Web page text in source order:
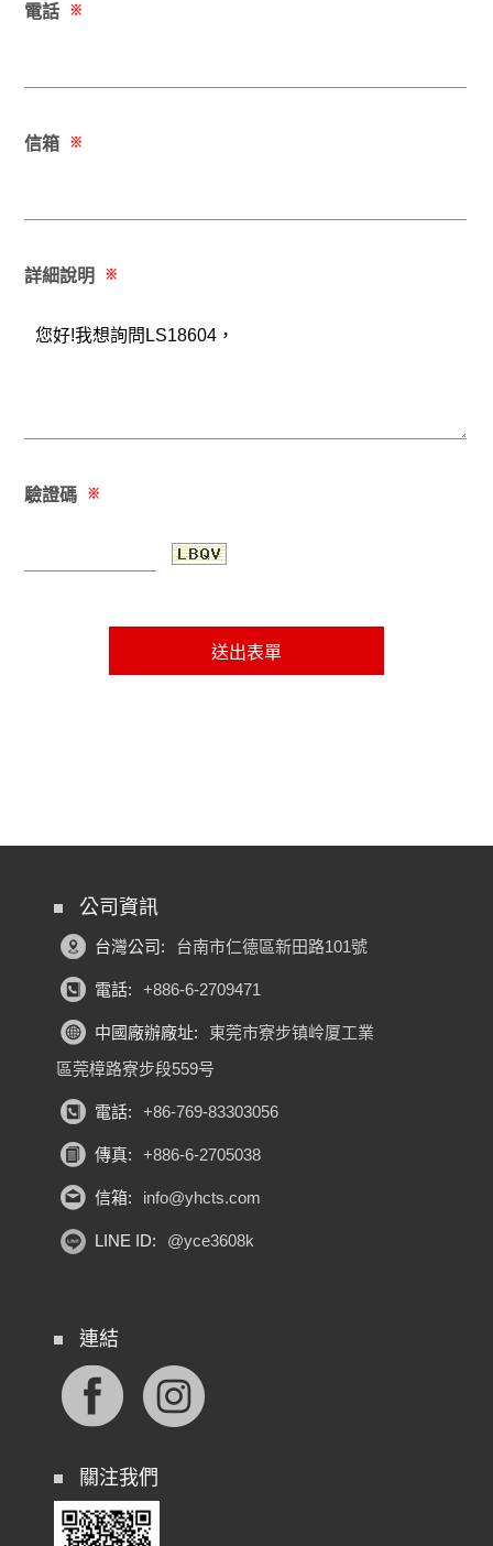
電話 ※
信箱 ※
詳細說明 ※
驗證碼 ※
公司資訊
台灣公司: 台南市仁德區新田路101號
電話: +886-6-2709471
中國廠辦廠址:
東莞市寮步镇岭厦工業
區莞樟路寮步段559号
電話: +86-769-83303056
傳真: +886-6-2705038
信箱: info@yhcts.com
LINE ID: @yce3608k
連結
關注我們